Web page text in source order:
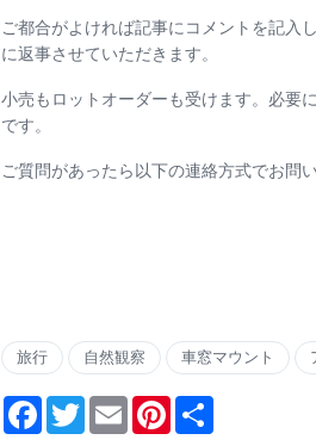
ご都合がよければ記事にコメントを記入
に返事させていただきます。
小売もロットオーダーも受けます。必要
です。
ご質問があったら以下の連絡方式でお問
旅行 自然観察 車窓マウント
FacebookTwitterEmail Pinterest